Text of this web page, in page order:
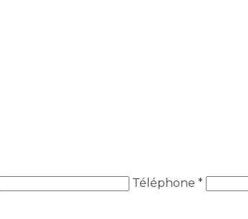
Téléphone *